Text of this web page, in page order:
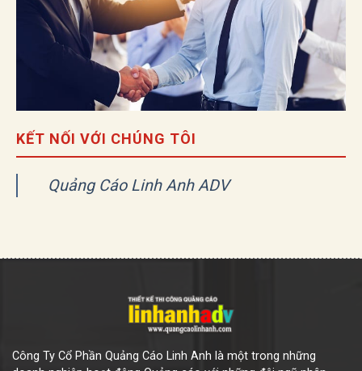
KẾT NỐI VỚI CHÚNG TÔI
Quảng Cáo Linh Anh ADV
Công Ty Cổ Phần Quảng Cáo Linh Anh là một trong những